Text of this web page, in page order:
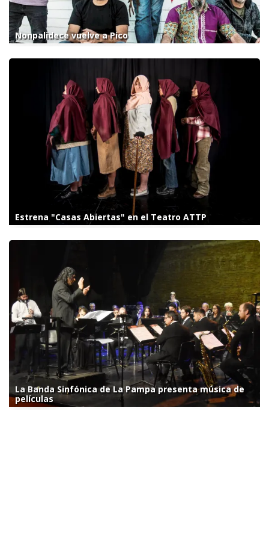
Nonpalidece vuelve a Pico
Estrena "Casas Abiertas" en el Teatro ATTP
La Banda Sinfónica de La Pampa presenta música de
películas